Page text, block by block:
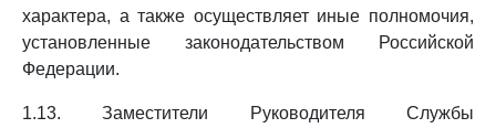
характера, а также осуществляет иные полномочия,
установленные законодательством Российской
Федерации.
1.13. Заместители Руководителя Службы